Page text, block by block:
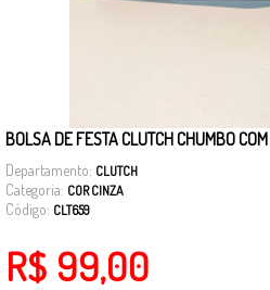
BOLSA DE FESTA CLUTCH CHUMBO
Departamento: CLUTCH
Categoria: COR CINZA
Código: CLT659
R$ 99,00